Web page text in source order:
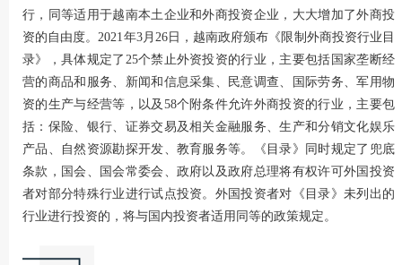
行，同等适用于越南本土企业和外商投资企业，大大增加了外商投
资的自由度。2021年3月26日，越南政府颁布《限制外商投资行业目
录》，具体规定了25个禁止外资投资的行业，主要包括国家垄断经
营的商品和服务、新闻和信息采集、民意调查、国际劳务、军用物
资的生产与经营等，以及58个附条件允许外商投资的行业，主要包
括：保险、银行、证券交易及相关金融服务、生产和分销文化娱乐
产品、自然资源勘探开发、教育服务等。《目录》同时规定了兜底
条款，国会、国会常委会、政府以及政府总理将有权许可外国投资
者对部分特殊行业进行试点投资。外国投资者对《目录》未列出的
行业进行投资的，将与国内投资者适用同等的政策规定。